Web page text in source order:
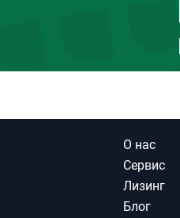
О нас
Сервис
Лизинг
Блог